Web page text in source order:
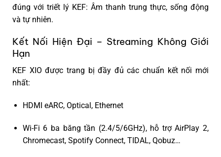
đúng với triết lý KEF: Âm thanh trung thực, sống động
và tự nhiên.
Kết Nối Hiện Đại – Streaming Không Giới
Hạn
KEF XIO được trang bị đầy đủ các chuẩn kết nối mới
nhất:
HDMI eARC, Optical, Ethernet
Wi-Fi 6 ba băng tần (2.4/5/6GHz), hỗ trợ AirPlay 2,
Chromecast, Spotify Connect, TIDAL, Qobuz…